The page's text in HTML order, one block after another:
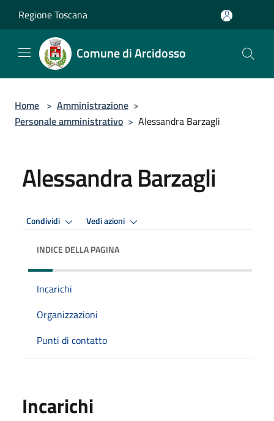
Regione Toscana
Comune di Arcidosso
Home > Amministrazione >
Personale amministrativo > Alessandra Barzagli
Alessandra Barzagli
Condividi Vedi azioni
INDICE DELLA PAGINA
Incarichi
Organizzazioni
Punti di contatto
Incarichi